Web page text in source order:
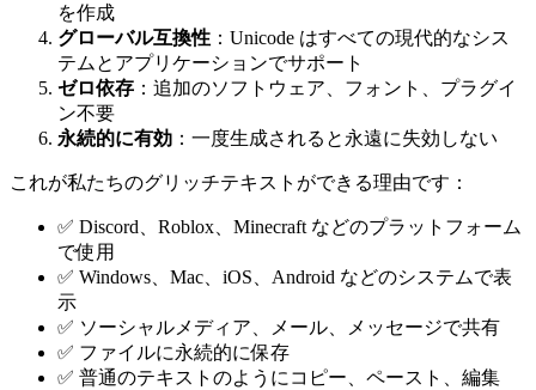
を作成
グローバル互換性 ：Unicode はすべての現代的なシス
テムとアプリケーションでサポート
ゼロ依存 ：追加のソフトウェア、フォント、プラグイ
ン不要
永続的に有効 ：一度生成されると永遠に失効しない
これが私たちのグリッチテキストができる理由です：
✅ Discord、Roblox、Minecraft などのプラットフォーム
で使用
✅ Windows、Mac、iOS、Android などのシステムで表
示
✅ ソーシャルメディア、メール、メッセージで共有
✅ ファイルに永続的に保存
✅ 普通のテキストのようにコピー、ペースト、編集